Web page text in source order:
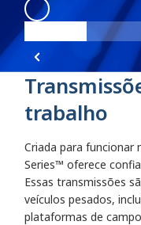
6000 Series 6000 4
trabalho
Criada para funcionar
Series™ oferece
Essas transmissões
veículos pesados,
plataformas de